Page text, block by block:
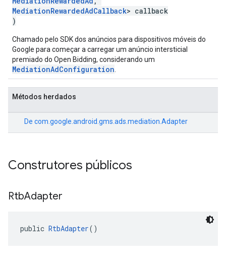
MediationRewardedAdCallback> callback
)
Chamado pelo SDK dos anúncios para dispositivos móveis do
Google para começar a carregar um anúncio intersticial
premiado do Open Bidding, considerando um
MediationAdConfiguration
Métodos herdados
De com.google.android.gms.ads.mediation.Adapter
Construtores públicos
RtbAdapter
public RtbAdapter()